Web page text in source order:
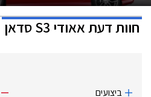
חוות דעתאאודי S3 סדאן
ביצועים